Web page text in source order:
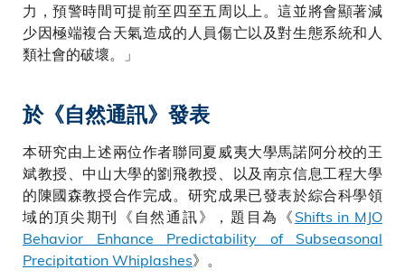
力，預警時間可提前至四至五周以上。這並將會顯著減
少因極端複合天氣造成的人員傷亡以及對生態系統和人
類社會的破壞。」
於《自然通訊》發表
本研究由上述兩位作者聯同夏威夷大學馬諾阿分校的王
斌教授、中山大學的劉飛教授、以及南京信息工程大學
的陳國森教授合作完成。研究成果已發表於綜合科學領
域的頂尖期刊《自然通訊》，題目為《Shifts in MJO
Behavior Enhance Predictability of Subseasonal
Precipitation Whiplashes》。